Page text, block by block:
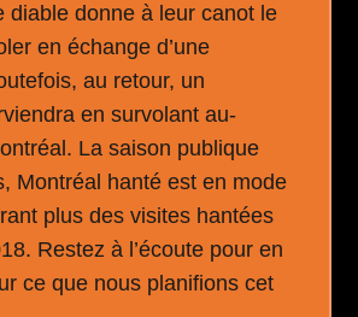
diable donne à leur canot le
en échange d’une
au retour, un
en survolant au-
La saison publique
Montréal hanté est en mode
plus des visites hantées
Restez à l’écoute pour en
ce que nous planifions cet